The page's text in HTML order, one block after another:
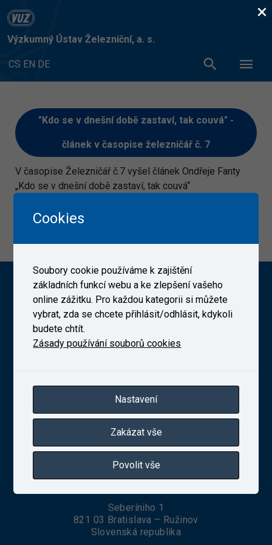
Výzkumný Ústav Železniční, a. s.
CS EN DE
"Kdo se v dnešní době zastaví, tak couvá" -
článek v časopise železničář č. 7
V časopise Železničář č.7 vyšel článek Ondřeje Fanty
„Kdo se v dnešní době zastaví, tak couvá“
Článek si lze přečíst ZDE
Výzkumný Ústav Železniční, a. s. (VUZ)
Novodvorská 1698/138b, Praha 4
Zapsaná v obchodním rejstříku vedeném Městským
soudem v Praze, oddíl B, vložka 10025
VUZ Slovakia, s. r. o.
Seberíniho 1
821 03 Bratislava – Ružinov
Slovenská republika
×
Cookies
Soubory cookie používáme k zajištění
základních funkcí webu a ke zlepšení vašeho
online zážitku. Pro každou kategorii si můžete
vybrat, zda se chcete přihlásit/odhlásit, kdykoli
budete chtít.
Zásady používání souborů cookies
Nastavení
Zakázat vše
Povolit vše